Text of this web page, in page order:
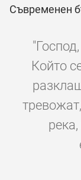
Съвременен
Който